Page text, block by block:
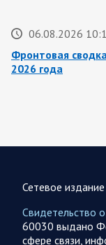
06.08.2026
Фронтовая
2026 года
Украинские
население
За прошедшие
Сетевое
Свидетельство
60030 выдано
сфере связи,